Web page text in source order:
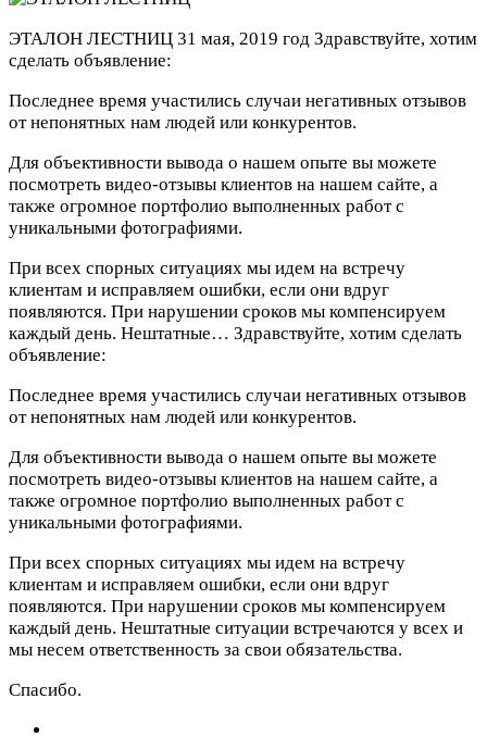
ЭТАЛОН ЛЕСТНИЦ 31 мая, 2019 год Здравствуйте, хотим
сделать объявление:
Последнее время участились случаи негативных отзывов
от непонятных нам людей или конкурентов.
Для объективности вывода о нашем опыте вы можете
посмотреть видео-отзывы клиентов на нашем сайте, а
также огромное портфолио выполненных работ с
уникальными фотографиями.
При всех спорных ситуациях мы идем на встречу
клиентам и исправляем ошибки, если они вдруг
появляются. При нарушении сроков мы компенсируем
каждый день. Нештатные… Здравствуйте, хотим сделать
объявление:
Последнее время участились случаи негативных отзывов
от непонятных нам людей или конкурентов.
Для объективности вывода о нашем опыте вы можете
посмотреть видео-отзывы клиентов на нашем сайте, а
также огромное портфолио выполненных работ с
уникальными фотографиями.
При всех спорных ситуациях мы идем на встречу
клиентам и исправляем ошибки, если они вдруг
появляются. При нарушении сроков мы компенсируем
каждый день. Нештатные ситуации встречаются у всех и
мы несем ответственность за свои обязательства.
Спасибо.